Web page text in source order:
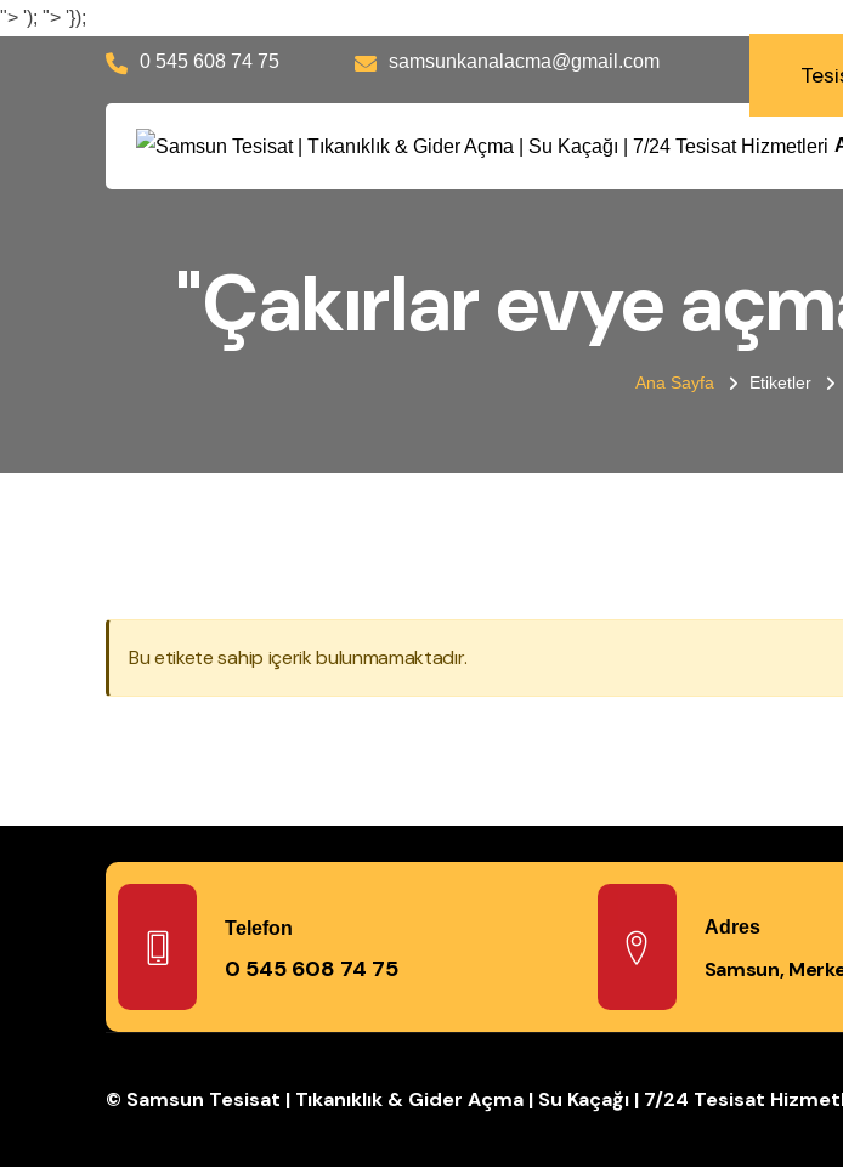
"> '); "> '});
0 545 608 74 75 samsunkanalacma@gmail.com
"Çakırlar evye
Ana Sayfa Etiketler
Bu etikete sahip içerik bulunmamaktadır.
Telefon
0 545 608 74 75
Adres
Samsun,
© Samsun Tesisat | Tıkanıklık & Gider Açma | Su Kaçağı | 7/24 Tesisat